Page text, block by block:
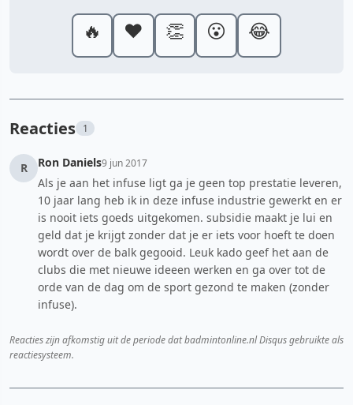
🔥 ❤️ 👏 😮 😂
Reacties 1
R Ron Daniels9 jun 2017
Als je aan het infuse ligt ga je geen top prestatie leveren,
10 jaar lang heb ik in deze infuse industrie gewerkt en er
is nooit iets goeds uitgekomen. subsidie maakt je lui en
geld dat je krijgt zonder dat je er iets voor hoeft te doen
wordt over de balk gegooid. Leuk kado geef het aan de
clubs die met nieuwe ideeen werken en ga over tot de
orde van de dag om de sport gezond te maken (zonder
infuse).
Reacties zijn afkomstig uit de periode dat badmintonline.nl Disqus gebruikte als
reactiesysteem.